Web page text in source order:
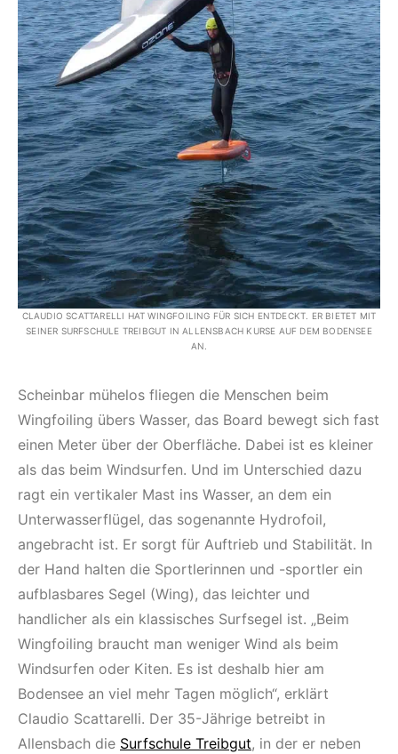
CLAUDIO SCATTARELLI HAT WINGFOILING FÜR SICH ENTDECKT. ER BIETET MIT
SEINER SURFSCHULE TREIBGUT IN ALLENSBACH KURSE AUF DEM BODENSEE
AN.
Scheinbar mühelos fliegen die Menschen beim
Wingfoiling übers Wasser, das Board bewegt sich fast
einen Meter über der Oberfläche. Dabei ist es kleiner
als das beim Windsurfen. Und im Unterschied dazu
ragt ein vertikaler Mast ins Wasser, an dem ein
Unterwasserflügel, das sogenannte Hydrofoil,
angebracht ist. Er sorgt für Auftrieb und Stabilität. In
der Hand halten die Sportlerinnen und -sportler ein
aufblasbares Segel (Wing), das leichter und
handlicher als ein klassisches Surfsegel ist. „Beim
Wingfoiling braucht man weniger Wind als beim
Windsurfen oder Kiten. Es ist deshalb hier am
Bodensee an viel mehr Tagen möglich“, erklärt
Claudio Scattarelli. Der 35-Jährige betreibt in
Allensbach die Surfschule Treibgut, in der er neben